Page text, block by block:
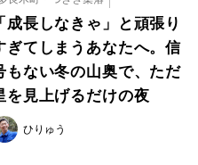
「成長しなきゃ」と頑張り
ぎてしまうあなたへ。信
もない冬の山奥で、ただ
を見上げるだけの夜
ひりゅう